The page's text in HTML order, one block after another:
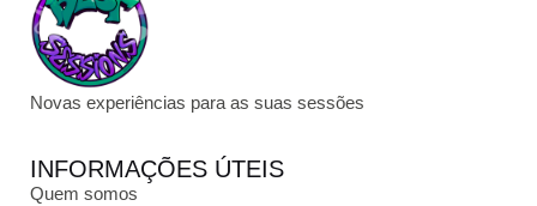
Novas experiências para as suas sessões
INFORMAÇÕES ÚTEIS
Quem somos